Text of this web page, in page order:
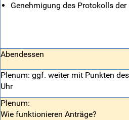
Genehmigung des Protokolls der
Abendessen
Plenum: ggf. weiter mit Punkten
Uhr
Plenum:
Wie funktionieren Anträge?